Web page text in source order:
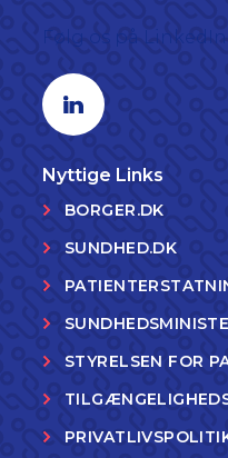
Linkedin profil
Nyttige Links
BORGER.DK
SUNDHED.DK
STYRELSEN FOR